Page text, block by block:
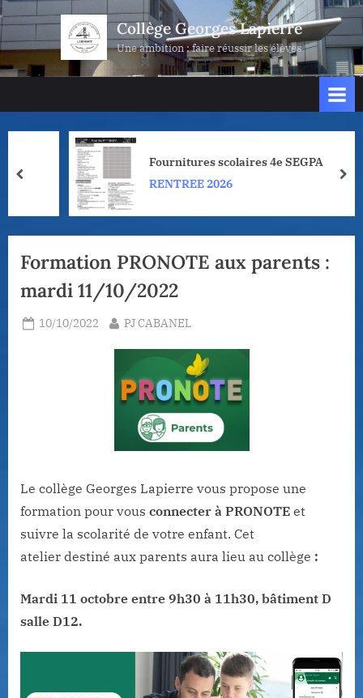
Skip
to
content
Collège Georges Lapierre
Une ambition : faire réussir les élèves
Fournitures scolaires 4e SEGPA
RENTREE 2026
prev
Formation PRONOTE aux parents :
mardi 11/10/2022
Posted
10/10/2022 By
PJ CABANEL
Le collège Georges Lapierre vous propose une
formation pour vous connecter à PRONOTE et
suivre la scolarité de votre enfant. Cet
atelier destiné aux parents aura lieu au collège :
Mardi 11 octobre entre 9h30 à 11h30, bâtiment D
salle D12.